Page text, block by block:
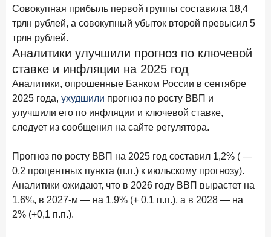
25 мая 2026 года ИССЛЕДОВАНИЕ
Ипотека в России: итоги апреля 2026 года в цифрах
13 мая 2026 года
«Ни один зарубежный private банк не может
сравниться с российским»
6 мая 2026 года ИССЛЕДОВАНИЕ
По итогам апреля 2026 года объем выдач кредитов
составил 968 млрд руб.
Конкуренция на рынке инвестиционно-страховых
продуктов усиливается
28 апреля 2026 года ИССЛЕДОВАНИЕ
Привязанность побеждает ставку? Как выбирают банк
Совокупная прибыль первой группы составила 18,4
трлн рублей, а совокупный убыток второй превысил 5
трлн рублей.
Аналитики улучшили прогноз по ключевой
ставке и инфляции на 2025 год
Аналитики, опрошенные Банком России в сентябре
2025 года, ухудшили прогноз по росту ВВП и
улучшили его по инфляции и ключевой ставке,
следует из сообщения на сайте регулятора.
Прогноз по росту ВВП на 2025 год составил 1,2% ( —
0,2 процентных пункта (п.п.) к июльскому прогнозу).
Аналитики ожидают, что в 2026 году ВВП вырастет на
1,6%, в 2027-м — на 1,9% (+ 0,1 п.п.), а в 2028 — на
2% (+0,1 п.п.).